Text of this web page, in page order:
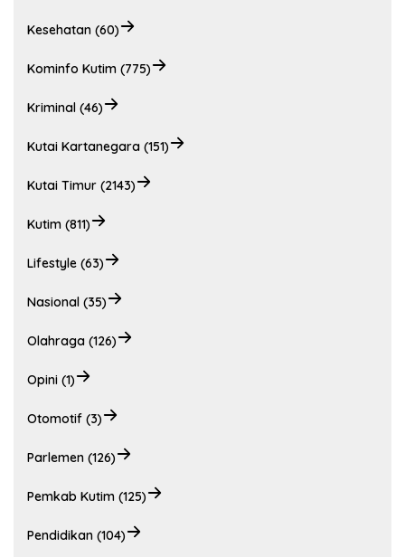
Kesehatan (60)
Kominfo Kutim (775)
Kriminal (46)
Kutai Kartanegara (151)
Kutai Timur (2143)
Kutim (811)
Lifestyle (63)
Nasional (35)
Olahraga (126)
Opini (1)
Otomotif (3)
Parlemen (126)
Pemkab Kutim (125)
Pendidikan (104)